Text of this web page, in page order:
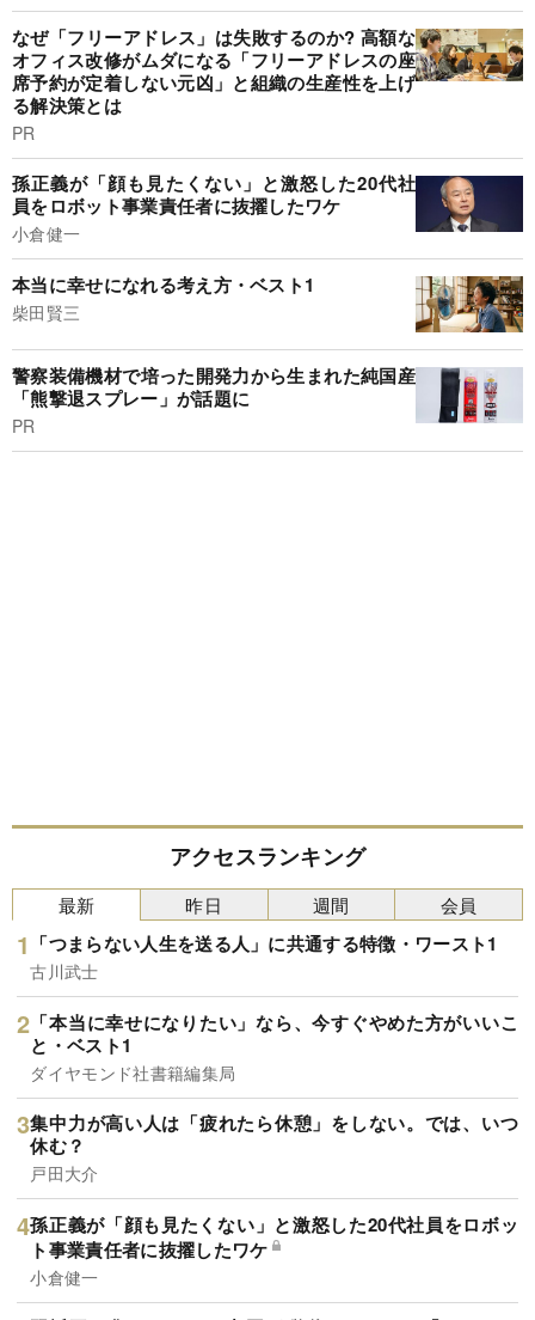
なぜ「フリーアドレス」は失敗するのか? 高額な
オフィス改修がムダになる「フリーアドレスの座
席予約が定着しない元凶」と組織の生産性を上げ
る解決策とは
PR
孫正義が「顔も見たくない」と激怒した20代社
員をロボット事業責任者に抜擢したワケ
小倉健一
本当に幸せになれる考え方・ベスト1
柴田賢三
警察装備機材で培った開発力から生まれた純国産
「熊撃退スプレー」が話題に
PR
アクセスランキング
最新
「つまらない人生を送る人」に共通する特徴・ワースト1
古川武士
「本当に幸せになりたい」なら、今すぐやめた方がいいこ
と・ベスト1
ダイヤモンド社書籍編集局
集中力が高い人は「疲れたら休憩」をしない。では、いつ
休む？
戸田大介
孫正義が「顔も見たくない」と激怒した20代社員をロボッ
ト事業責任者に抜擢したワケ
小倉健一
昨日 週間 会員